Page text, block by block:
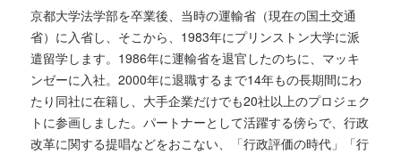
京都大学法学部を卒業後、当時の運輸省（現在の国土交通
省）に入省し、そこから、1983年にプリンストン大学に派
遣留学します。1986年に運輸省を退官したのちに、マッキ
ンゼーに入社。2000年に退職するまで14年もの長期間にわ
たり同社に在籍し、大手企業だけでも20社以上のプロジェク
トに参画しました。パートナーとして活躍する傍らで、行政
改革に関する提唱などをおこない、「行政評価の時代」「行